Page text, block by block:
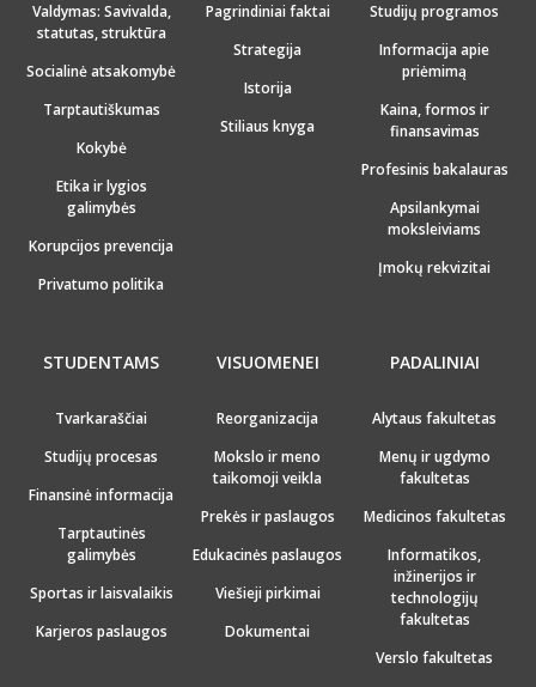
Valdymas: Savivalda,
statutas, struktūra
Socialinė atsakomybė
Tarptautiškumas
Kokybė
Etika ir lygios
galimybės
Korupcijos prevencija
Privatumo politika
Pagrindiniai faktai
Strategija
Istorija
Stiliaus knyga
Studijų programos
Informacija apie
priėmimą
Kaina, formos ir
finansavimas
Profesinis bakalauras
Apsilankymai
moksleiviams
Įmokų rekvizitai
STUDENTAMS
Tvarkaraščiai
Studijų procesas
Finansinė informacija
Tarptautinės
galimybės
Sportas ir laisvalaikis
Karjeros paslaugos
VISUOMENEI
Reorganizacija
Mokslo ir meno
taikomoji veikla
Prekės ir paslaugos
Edukacinės paslaugos
Viešieji pirkimai
Dokumentai
PADALINIAI
Alytaus fakultetas
Menų ir ugdymo
fakultetas
Medicinos fakultetas
Informatikos,
inžinerijos ir
technologijų
fakultetas
Verslo fakultetas